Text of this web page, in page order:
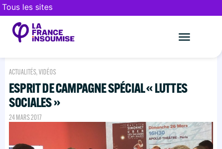
Tous les sites
ACTUALITÉS,VIDÉOS
ESPRIT DE CAMPAGNE SPÉCIAL « LUTTES
SOCIALES »
24 MARS 2017